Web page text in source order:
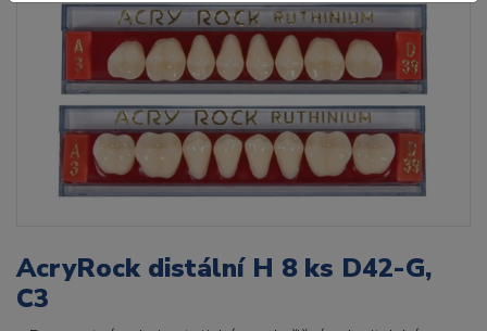
AcryRock distální H 8 ks D42-G,
C3